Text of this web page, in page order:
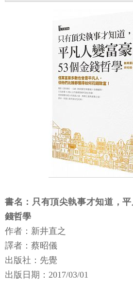
書名：只有頂尖執事才知道，
錢哲學
作者：新井直之
譯者：蔡昭儀
出版社：先覺
出版日期：2017/03/01